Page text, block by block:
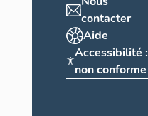
contacter
Aide
Accessibilité :
non conforme